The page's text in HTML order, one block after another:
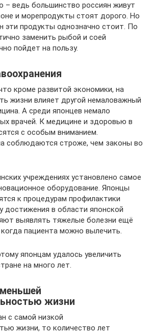
– ведь большинство россиян живут
и морепродукты стоят дорого. Но
эти продукты однозначно стоит. По
заменить рыбой и соей
пойдет на пользу.
кроме развитой экономики, на
жизни влияет другой немаловажный
А среди японцев немало
врачей. К медицине и здоровью в
с особым вниманием.
соблюдаются строже, чем законы во
учреждениях установлено самое
оборудование. Японцы
к процедурам профилактики
достижения в области японской
выявлять тяжелые болезни ещё
пациента можно вылечить.
японцам удалось увеличить
на много лет.
жизни
с самой низкой
жизни, то количество лет